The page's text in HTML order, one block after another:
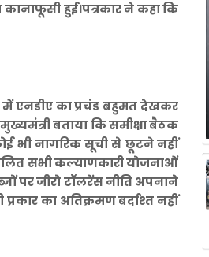
हुई।पत्रकार ने कहा कि
में एनडीए का प्रचंड बहुमत देखकर
बताया कि समीक्षा बैठक
भी नागरिक सूची से छूटने नहीं
सभी कल्याणकारी योजनाओं
पर जीरो टॉलरेंस नीति अपनाने
का अतिक्रमण बर्दाश्त नहीं